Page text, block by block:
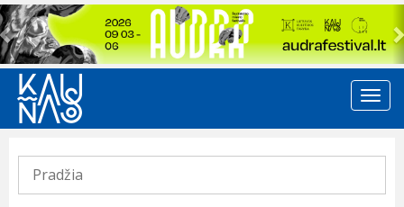
Previous
Pradžia